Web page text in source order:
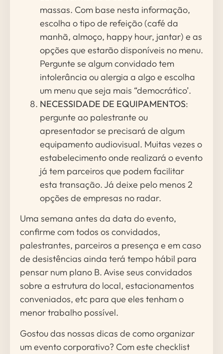
massas. Com base nesta informação,
escolha o tipo de refeição (café da
manhã, almoço, happy hour, jantar) e as
opções que estarão disponíveis no menu.
Pergunte se algum convidado tem
intolerância ou alergia a algo e escolha
um menu que seja mais “democrático’.
NECESSIDADE DE EQUIPAMENTOS:
pergunte ao palestrante ou
apresentador se precisará de algum
equipamento audiovisual. Muitas vezes o
estabelecimento onde realizará o evento
já tem parceiros que podem facilitar
esta transação. Já deixe pelo menos 2
opções de empresas no radar.
Uma semana antes da data do evento,
confirme com todos os convidados,
palestrantes, parceiros a presença e em caso
de desistências ainda terá tempo hábil para
pensar num plano B. Avise seus convidados
sobre a estrutura do local, estacionamentos
conveniados, etc para que eles tenham o
menor trabalho possível.
Gostou das nossas dicas de como organizar
um evento corporativo? Com este checklist